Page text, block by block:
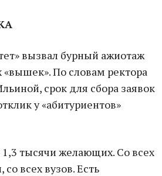
вызвал бурный ажиотаж
«вышек». По словам ректора
срок для сбора заявок
у «абитуриентов»
тысячи желающих. Со всех
всех вузов. Есть